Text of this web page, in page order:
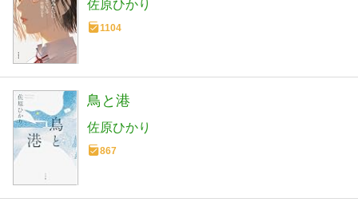
佐原ひかり
1104
鳥と港
佐原ひかり
867